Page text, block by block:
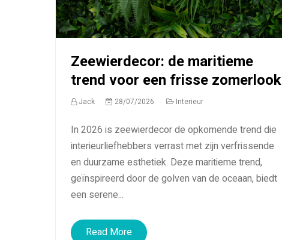
Zeewierdecor: de maritieme
trend voor een frisse zomerlook
Jack 28/07/2026 Interieur
In 2026 is zeewierdecor de opkomende trend die
interieurliefhebbers verrast met zijn verfrissende
en duurzame esthetiek. Deze maritieme trend,
geïnspireerd door de golven van de oceaan, biedt
een serene...
Read More